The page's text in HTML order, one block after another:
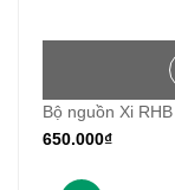
Bộ nguồn Xi
650.000₫